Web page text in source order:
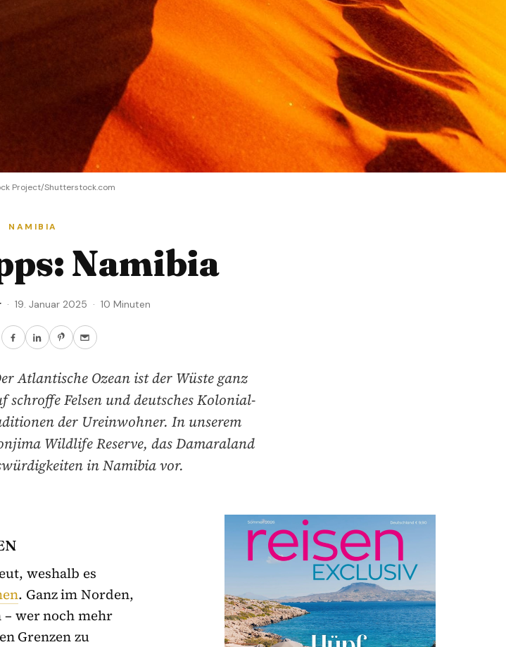
Project/Shutterstock.com
NAMIBIA
Namibia
· 19. Januar 2025 · 10 Minuten
Atlantische Ozean ist der Wüste ganz
Felsen und deutsches Kolonial-
der Ureinwohner. In unserem
Wildlife Reserve, das Damaraland
in Namibia vor.
weshalb es
. Ganz im Norden,
wer noch mehr
Grenzen zu